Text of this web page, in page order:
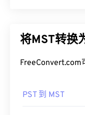
将MST转换
FreeConvert.com
PST 到 MST